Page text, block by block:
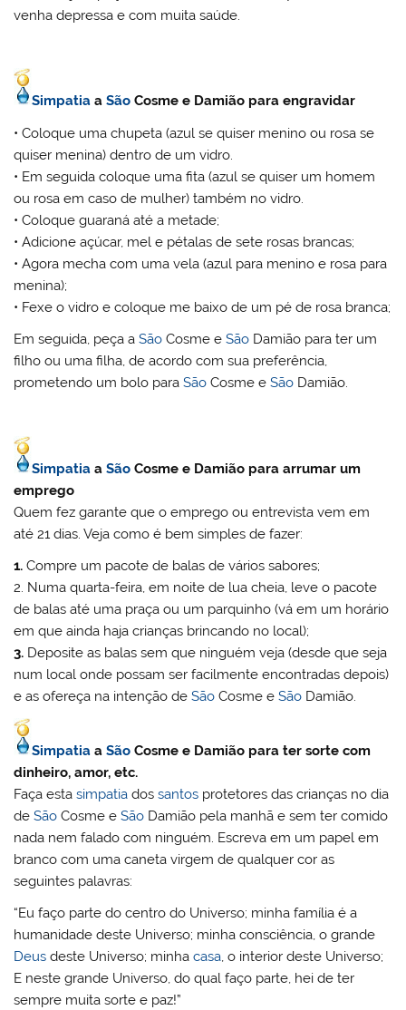
venha depressa e com muita saúde.
Simpatia aSão Cosme e Damião para engravidar
• Coloque uma chupeta (azul se quiser menino ou rosa se
quiser menina) dentro de um vidro.
• Em seguida coloque uma fita (azul se quiser um homem
ou rosa em caso de mulher) também no vidro.
• Coloque guaraná até a metade;
• Adicione açúcar, mel e pétalas de sete rosas brancas;
• Agora mecha com uma vela (azul para menino e rosa para
menina);
• Fexe o vidro e coloque me baixo de um pé de rosa branca;
Em seguida, peça aSão Cosme eSão Damião para ter um
filho ou uma filha, de acordo com sua preferência,
prometendo um bolo paraSão Cosme eSão Damião.
Simpatia aSão Cosme e Damião para arrumar um
emprego
Quem fez garante que o emprego ou entrevista vem em
até 21 dias. Veja como é bem simples de fazer:
1. Compre um pacote de balas de vários sabores;
2. Numa quarta-feira, em noite de lua cheia, leve o pacote
de balas até uma praça ou um parquinho (vá em um horário
em que ainda haja crianças brincando no local);
3. Deposite as balas sem que ninguém veja (desde que seja
num local onde possam ser facilmente encontradas depois)
e as ofereça na intenção deSão Cosme eSão Damião.
Simpatia aSão Cosme e Damião para ter sorte com
dinheiro, amor, etc.
Faça estasimpatia dossantos protetores das crianças no dia
deSão Cosme eSão Damião pela manhã e sem ter comido
nada nem falado com ninguém. Escreva em um papel em
branco com uma caneta virgem de qualquer cor as
seguintes palavras:
“Eu faço parte do centro do Universo; minha família é a
humanidade deste Universo; minha consciência, o grande
Deus deste Universo; minhacasa, o interior deste Universo;
E neste grande Universo, do qual faço parte, hei de ter
sempre muita sorte e paz!”